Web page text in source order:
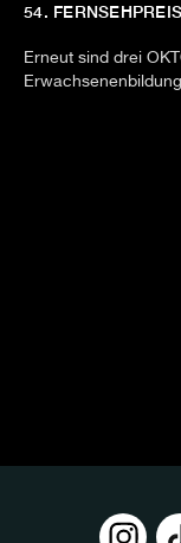
54.
Erneut sind drei